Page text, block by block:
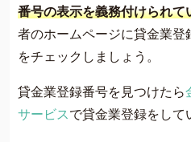
番号の表示を義務付けられて
者のホームページに貸金業
をチェックしましょう。
貸金業登録番号を見つけたら
サービス で貸金業登録をして